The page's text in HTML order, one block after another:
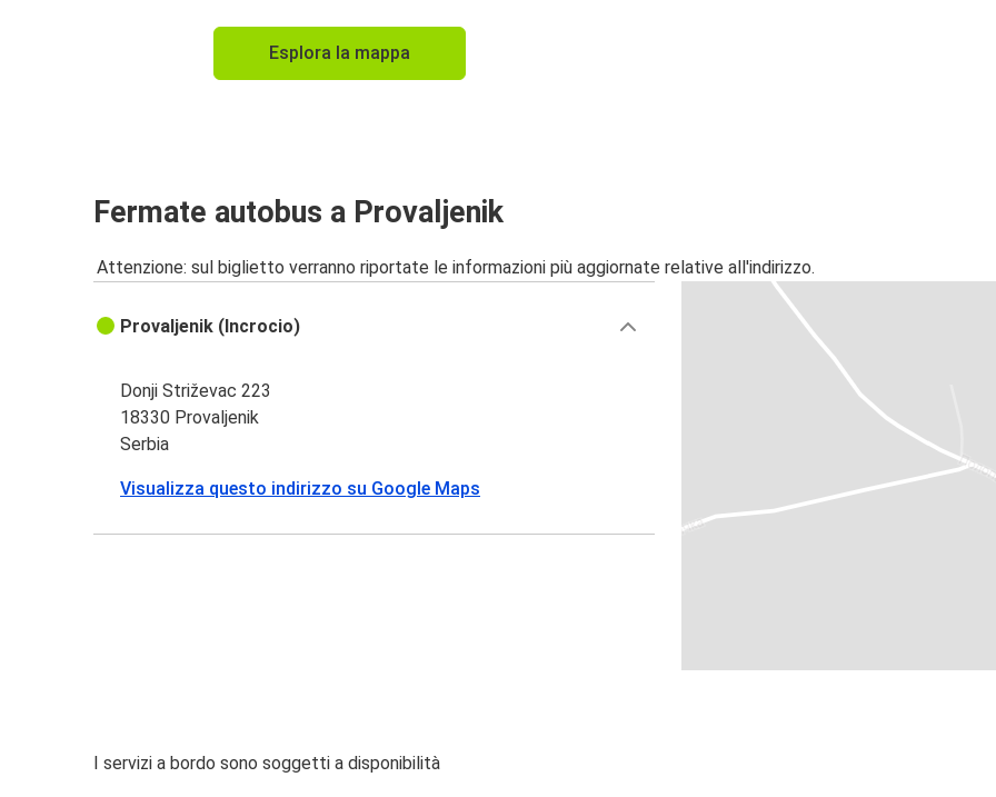
Esplora la mappa
Fermate autobus a Provaljenik
Attenzione: sul biglietto verranno riportate le informazioni più aggiornate relative all'indirizzo.
Provaljenik (Incrocio)
Donji Striževac 223
18330 Provaljenik
Serbia
Visualizza questo indirizzo su Google Maps
I servizi a bordo sono soggetti a disponibilità